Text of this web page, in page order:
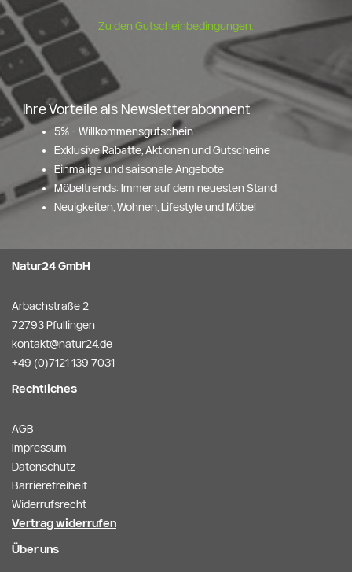
Zu den Gutscheinbedingungen.
Ihre Vorteile als Newsletterabonnent
5% - Willkommensgutschein
Exklusive Rabatte, Aktionen und Gutscheine
Einmalige und saisonale Angebote
Möbeltrends: Immer auf dem neuesten Stand
Neuigkeiten, Wohnen, Lifestyle und Möbel
Natur24 GmbH
Arbachstraße 2
72793 Pfullingen
kontakt@natur24.de
+49 (0)7121 139 7031
Rechtliches
AGB
Impressum
Datenschutz
Barrierefreiheit
Widerrufsrecht
Vertrag widerrufen
Über uns